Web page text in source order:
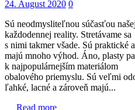
24. August 2020 0
Sú neodmysliteľnou súčasťou našej
každodennej reality. Stretávame sa
s nimi takmer všade. Sú praktické a
majú mnoho výhod. Áno, plasty
k najpopulárnejším materiálom
obalového priemyslu. Sú veľmi
ľahké, lacné a zároveň majú...
Read more